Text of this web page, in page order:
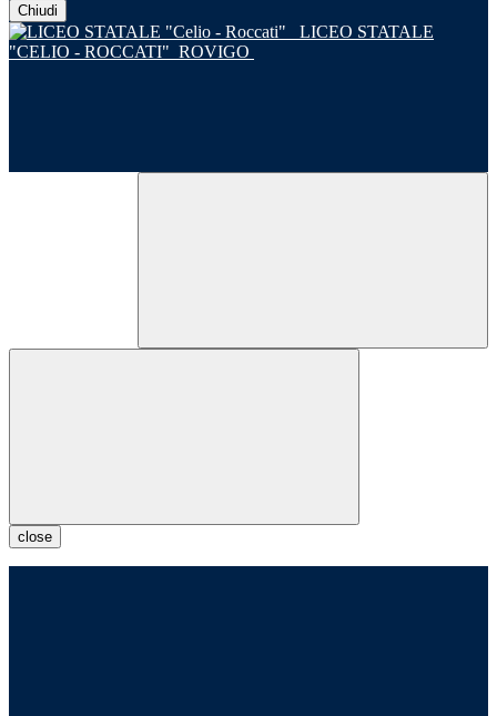
Chiudi
LICEO STATALE
"CELIO - ROCCATI" ROVIGO
close